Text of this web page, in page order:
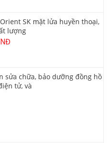
SK mặt lửa huyền thoại,
lượng
sửa chữa, bảo dưỡng đồng hồ
tử, và